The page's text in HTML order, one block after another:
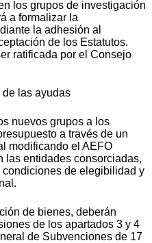
los grupos de investigación
a formalizar la
la adhesión al
de los Estatutos.
ratificada por el Consejo
las ayudas
nuevos grupos a los
a través de un
modificando el AEFO
las entidades consorciadas,
de elegibilidad y
de bienes, deberán
de los apartados 3 y 4
de Subvenciones de 17